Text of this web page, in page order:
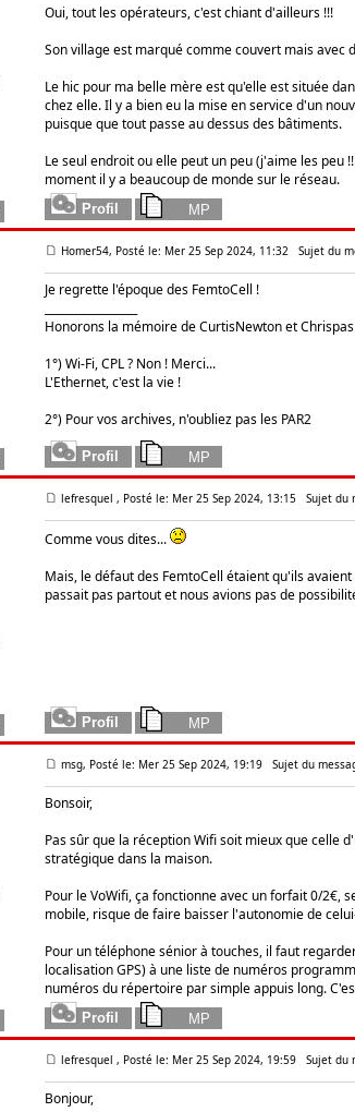
Oui, tout les opérateurs, c'est chiant d'ailleurs !!!
Son village est marqué comme couvert mais
Le hic pour ma belle mère est qu'elle est située
chez elle. Il y a bien eu la mise en service d'un
puisque que tout passe au dessus des bâtiments.
Le seul endroit ou elle peut un peu (j'aime les peu
moment il y a beaucoup de monde sur le réseau.
Homer54, Posté le: Mer 25 Sep 2024, 11:32 Sujet du
Je regrette l'époque des FemtoCell !
Honorons la mémoire de CurtisNewton et Chrispas
1°) Wi-Fi, CPL ? Non ! Merci...
L'Ethernet, c'est la vie !
2°) Pour vos archives, n'oubliez pas les PAR2
lefresquel , Posté le: Mer 25 Sep 2024, 13:15 Sujet du
Comme vous dites...
Mais, le défaut des FemtoCell étaient qu'ils
passait pas partout et nous avions pas de
msg, Posté le: Mer 25 Sep 2024, 19:19 Sujet du
Bonsoir,
Pas sûr que la réception Wifi soit mieux que celle
stratégique dans la maison.
Pour le VoWifi, ça fonctionne avec un forfait 0/2€,
mobile, risque de faire baisser l'autonomie de
Pour un téléphone sénior à touches, il faut
localisation GPS) à une liste de numéros
numéros du répertoire par simple appuis long.
lefresquel , Posté le: Mer 25 Sep 2024, 19:59 Sujet du
Bonjour,